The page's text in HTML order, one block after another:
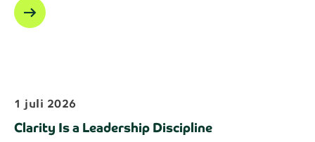
arrow_right_alt
1 juli 2026
Clarity Is a Leadership Discipline